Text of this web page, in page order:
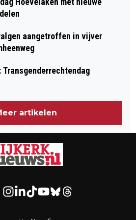
aangetroffen in vijver
Transgenderrechtendag
artikelen